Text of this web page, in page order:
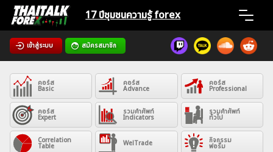
Skip
content
17 ปีชุมชนความรู้ forex
เข้าสู่ระบบ สมัครสมาชิก
Home
News
Articles
คอร์ส
Basic
คอร์ส
Advance
คอร์ส
Professional
คอร์ส
Expert
รวมคำศัพท์
Indicators
รวมคำศัพท์
ทั่วไป
Correlation
Table WelTrade กิจกรรม
ฟอรั่ม